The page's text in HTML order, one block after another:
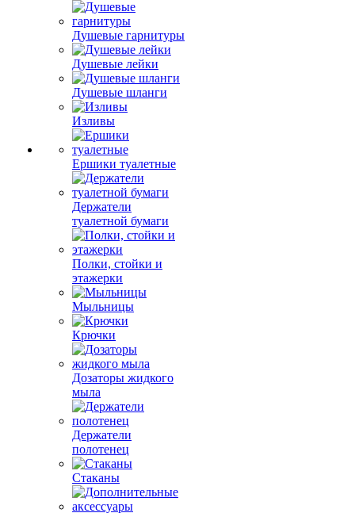
Душевые гарнитуры
Душевые лейки
Душевые шланги
Изливы
Ершики туалетные
Держатели
туалетной бумаги
Полки, стойки и
этажерки
Мыльницы
Крючки
Дозаторы жидкого
мыла
Держатели
полотенец
Стаканы